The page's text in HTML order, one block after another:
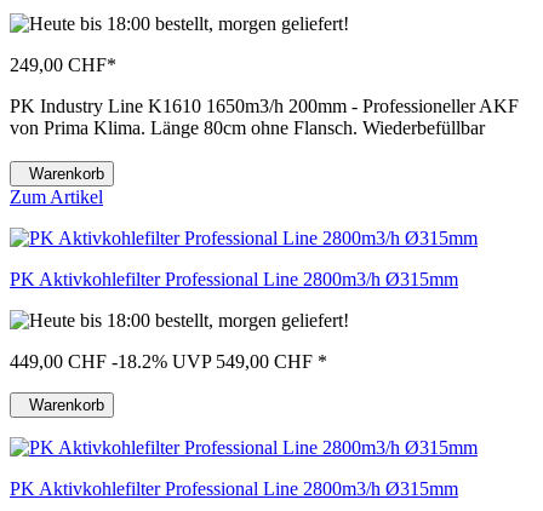
249,00 CHF*
PK Industry Line K1610 1650m3/h 200mm - Professioneller AKF
von Prima Klima. Länge 80cm ohne Flansch. Wiederbefüllbar
Warenkorb
Zum Artikel
PK Aktivkohlefilter Professional Line 2800m3/h Ø315mm
449,00 CHF -18.2% UVP 549,00 CHF *
Warenkorb
PK Aktivkohlefilter Professional Line 2800m3/h Ø315mm